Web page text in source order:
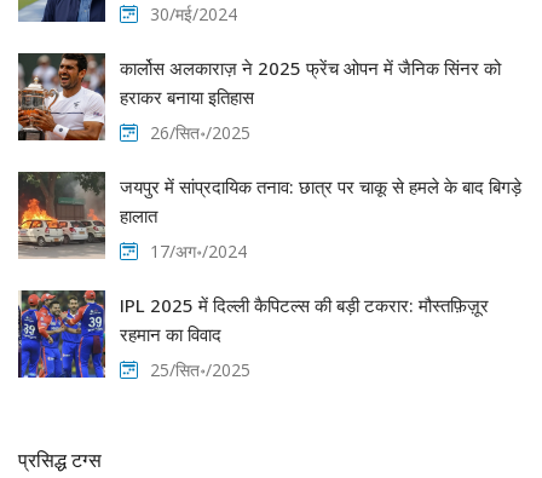
30/मई/2024
कार्लोस अलकाराज़ ने 2025 फ्रेंच ओपन में जैनिक सिंनर को
हराकर बनाया इतिहास
26/सित॰/2025
जयपुर में सांप्रदायिक तनाव: छात्र पर चाकू से हमले के बाद बिगड़े
हालात
17/अग॰/2024
IPL 2025 में दिल्ली कैपिटल्स की बड़ी टकरार: मौस्तफ़िज़ूर
रहमान का विवाद
25/सित॰/2025
प्रसिद्ध टग्स